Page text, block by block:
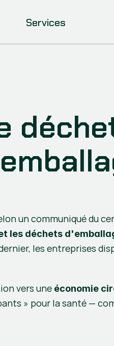
Services
un communiqué du
les déchets
vers une économie
» pour la santé —